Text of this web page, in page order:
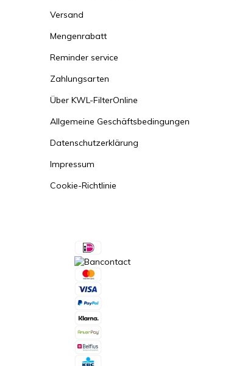
Versand
Mengenrabatt
Reminder service
Zahlungsarten
Über KWL-FilterOnline
Allgemeine Geschäftsbedingungen
Datenschutzerklärung
Impressum
Cookie-Richtlinie